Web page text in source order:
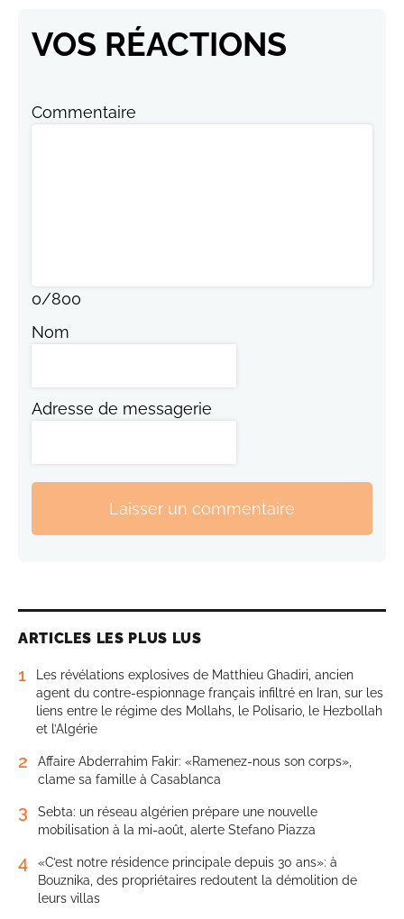
VOS RÉACTIONS
Commentaire
0/800
Nom
Adresse de messagerie
Laisser un commentaire
ARTICLES LES PLUS LUS
1
Les révélations explosives de Matthieu Ghadiri, ancien
agent du contre-espionnage français infiltré en Iran, sur les
liens entre le régime des Mollahs, le Polisario, le Hezbollah
et l’Algérie
2
Affaire Abderrahim Fakir: «Ramenez-nous son corps»,
clame sa famille à Casablanca
3
Sebta: un réseau algérien prépare une nouvelle
mobilisation à la mi-août, alerte Stefano Piazza
4
«C’est notre résidence principale depuis 30 ans»: à
Bouznika, des propriétaires redoutent la démolition de
leurs villas